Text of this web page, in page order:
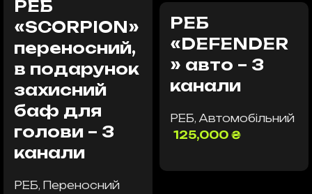
РЕБ
«SCORPION»
переносний,
в подарунок
захисний
баф для
голови – 3
канали
РЕБ, Переносний
РЕБ
«DEFENDER
» авто – 3
канали
РЕБ, Автомобільний
125,000 ₴